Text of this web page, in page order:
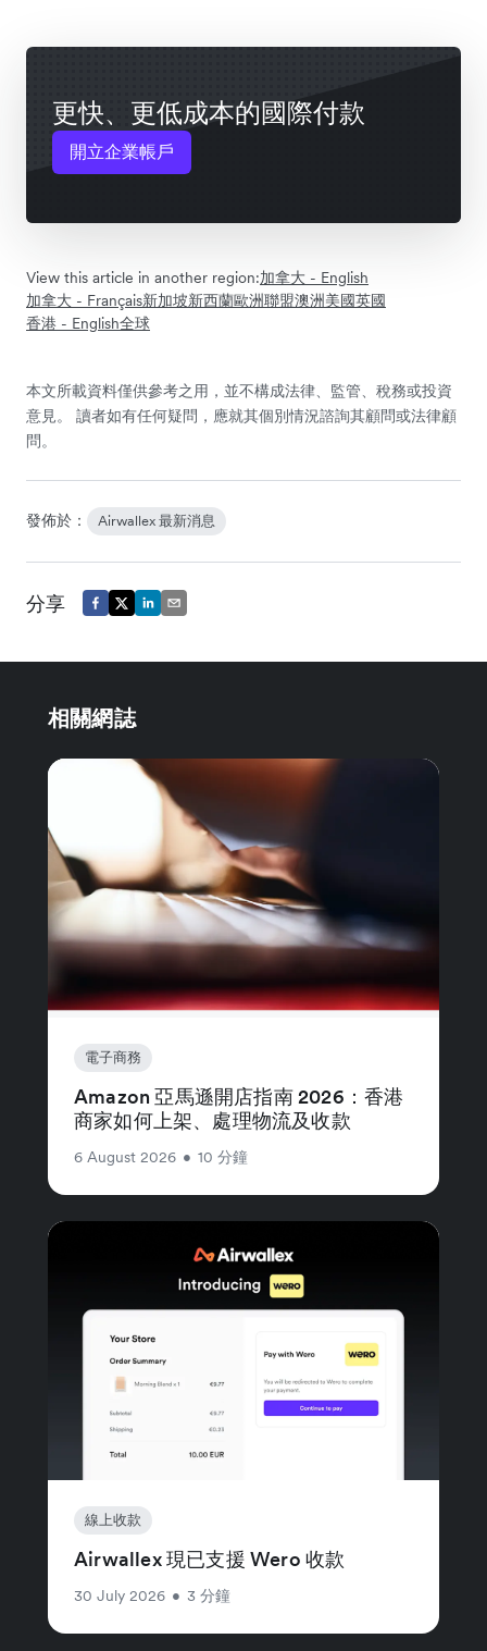
更快、更低成本的國際付款
開立企業帳戶
View this article in another region:加拿大 - English
加拿大 - Français新加坡新西蘭歐洲聯盟澳洲美國英國
香港 - English全球
本文所載資料僅供參考之用，並不構成法律、監管、稅務或投資
意見。 讀者如有任何疑問，應就其個別情況諮詢其顧問或法律顧
問。
發佈於： Airwallex 最新消息
分享
相關網誌
電子商務
Amazon 亞馬遜開店指南 2026：香港
商家如何上架、處理物流及收款
6 August 2026 • 10 分鐘
線上收款
Airwallex 現已支援 Wero 收款
30 July 2026 • 3 分鐘